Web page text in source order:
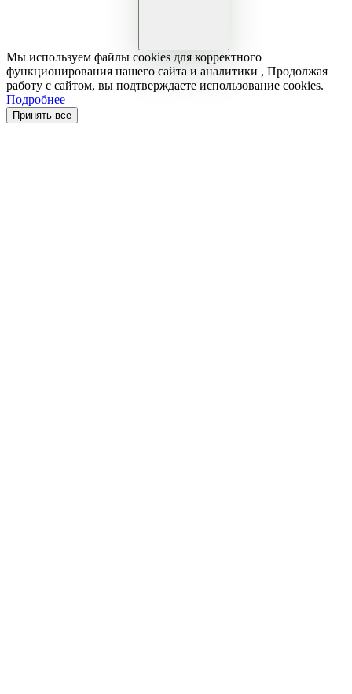
Мы используем файлы cookies для корректного
функционирования нашего сайта и аналитики , Продолжая
работу с сайтом, вы подтверждаете использование cookies.
Подробнее
Принять все